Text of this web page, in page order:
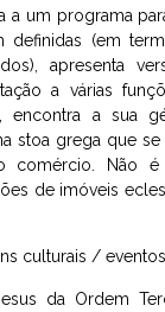
a um programa
definidas (em
apresenta
a várias
encontra a sua
stoa grega que
comércio. Não é
de imóveis
culturais /
da Ordem